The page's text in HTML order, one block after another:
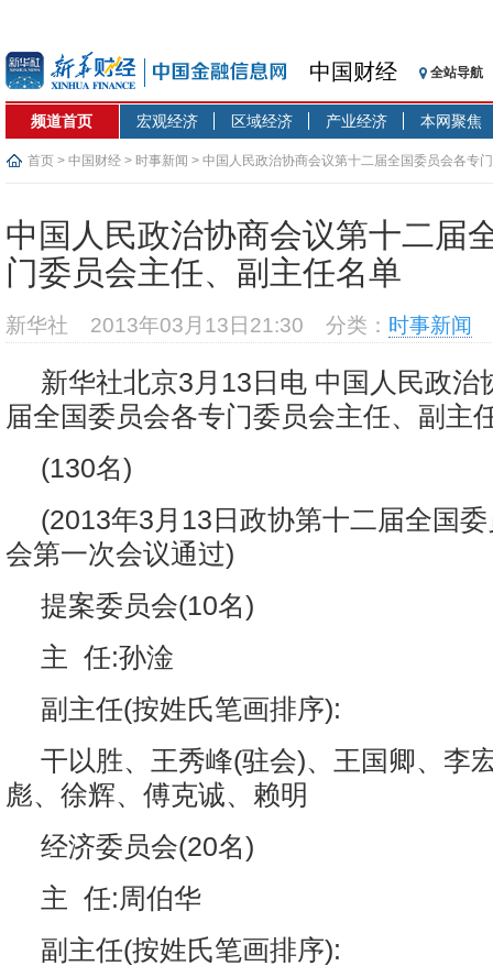
中国财经 全站导航
频道首页 宏观经济 区域经济 产业经济 本网聚焦
首页 > 中国财经 > 时事新闻 > 中国人民政治协商会议第十二届全国委员会各专
中国人民政治协商会议第十二届
门委员会主任、副主任名单
新华社 2013年03月13日21:30 分类： 时事新闻
新华社北京3月13日电 中国人民政治
届全国委员会各专门委员会主任、副主
(130名)
(2013年3月13日政协第十二届全国
会第一次会议通过)
提案委员会(10名)
主 任:孙淦
副主任(按姓氏笔画排序):
干以胜、王秀峰(驻会)、王国卿、李
彪、徐辉、傅克诚、赖明
经济委员会(20名)
主 任:周伯华
副主任(按姓氏笔画排序):